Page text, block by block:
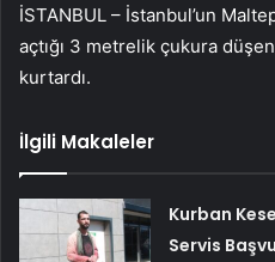
İSTANBUL – İstanbul’un
açtığı 3 metrelik çukura
kurtardı.
İlgili Makaleler
Kurban
Servis